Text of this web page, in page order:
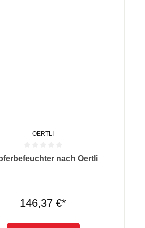
OERTLI
Bewertung von 0 von 5 Sternen
nach Oertli
146,37 €*